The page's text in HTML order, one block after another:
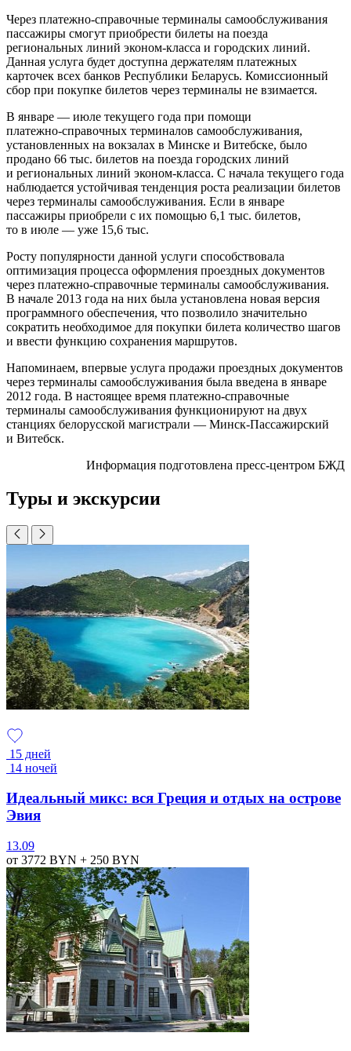
Через платежно-справочные терминалы самообслуживания
пассажиры смогут приобрести билеты на поезда
региональных линий эконом-класса и городских линий.
Данная услуга будет доступна держателям платежных
карточек всех банков Республики Беларусь. Комиссионный
сбор при покупке билетов через терминалы не взимается.
В январе — июле текущего года при помощи
платежно-справочных терминалов самообслуживания,
установленных на вокзалах в Минске и Витебске, было
продано 66 тыс. билетов на поезда городских линий
и региональных линий эконом-класса. С начала текущего года
наблюдается устойчивая тенденция роста реализации билетов
через терминалы самообслуживания. Если в январе
пассажиры приобрели с их помощью 6,1 тыс. билетов,
то в июле — уже 15,6 тыс.
Росту популярности данной услуги способствовала
оптимизация процесса оформления проездных документов
через платежно-справочные терминалы самообслуживания.
В начале 2013 года на них была установлена новая версия
программного обеспечения, что позволило значительно
сократить необходимое для покупки билета количество шагов
и ввести функцию сохранения маршрутов.
Напоминаем, впервые услуга продажи проездных документов
через терминалы самообслуживания была введена в январе
2012 года. В настоящее время платежно-справочные
терминалы самообслуживания функционируют на двух
станциях белорусской магистрали — Минск-Пассажирский
и Витебск.
Информация подготовлена пресс-центром БЖД
Туры и экскурсии
15 дней
14 ночей
Идеальный микс: вся Греция и отдых на острове
Эвия
13.09
от 3772 BYN + 250 BYN